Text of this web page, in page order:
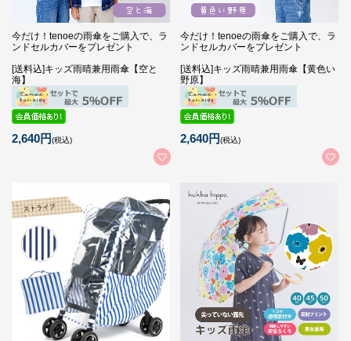
今だけ！tenoeの雨傘をご購入で、ラ
ンドセルカバーをプレゼント
[送料込]キッズ雨晴兼用雨傘【空と
海】
2,640円(税込)
今だけ！tenoeの雨傘をご購入で、ラ
ンドセルカバーをプレゼント
[送料込]キッズ雨晴兼用雨傘【黄色い
野原】
2,640円(税込)